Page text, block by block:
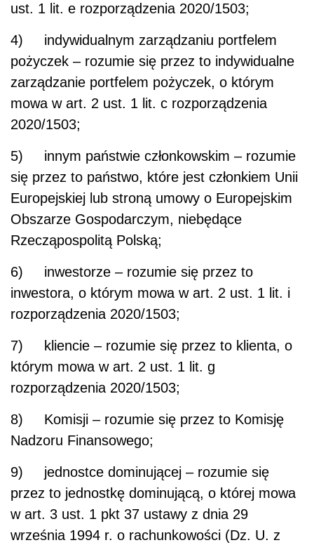
ust. 1 lit. e rozporządzenia 2020/1503;
4) indywidualnym zarządzaniu portfelem
pożyczek – rozumie się przez to indywidualne
zarządzanie portfelem pożyczek, o którym
mowa w art. 2 ust. 1 lit. c rozporządzenia
2020/1503;
5) innym państwie członkowskim – rozumie
się przez to państwo, które jest członkiem Unii
Europejskiej lub stroną umowy o Europejskim
Obszarze Gospodarczym, niebędące
Rzecząpospolitą Polską;
6) inwestorze – rozumie się przez to
inwestora, o którym mowa w art. 2 ust. 1 lit. i
rozporządzenia 2020/1503;
7) kliencie – rozumie się przez to klienta, o
którym mowa w art. 2 ust. 1 lit. g
rozporządzenia 2020/1503;
8) Komisji – rozumie się przez to Komisję
Nadzoru Finansowego;
9) jednostce dominującej – rozumie się
przez to jednostkę dominującą, o której mowa
w art. 3 ust. 1 pkt 37 ustawy z dnia 29
września 1994 r. o rachunkowości (Dz. U. z